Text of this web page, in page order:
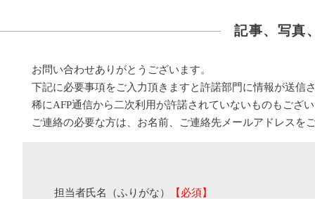
記事、写真
お問い合わせありがとうございます。
下記に必要事項をご入力頂きますと許諾部門に情報が送信
稀にAFP通信から二次利用が許諾されていないものもござ
ご連絡の必要な方は、お名前、ご連絡先メールアドレスを
担当者氏名（ふりがな） 【必須】